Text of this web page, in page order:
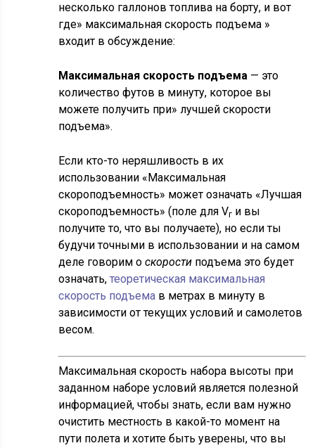
несколько галлонов топлива на борту, и вот
где» максимальная скорость подъема »
входит в обсуждение:
Максимальная скорость подъема — это
количество футов в минуту, которое вы
можете получить при» лучшей скорости
подъема».
Если кто-то неряшливость в их
использовании «Максимальная
скороподъемность» может означать «Лучшая
скороподъемность» (поле для Vг и вы
получите то, что вы получаете), но если ты
будучи точными в использовании и на самом
деле говорим оскорости подъема это будет
означать,теоретическая максимальная
скорость подъема в метрах в минуту в
зависимости от текущих условий и самолетов
весом.
Максимальная скорость набора высоты при
заданном наборе условий является полезной
информацией, чтобы знать, если вам нужно
очистить местность в какой-то момент на
пути полета и хотите быть уверены, что вы